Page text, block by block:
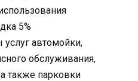
5%
автомойки,
обслуживания,
также парковки